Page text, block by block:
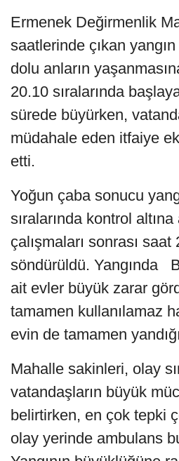
Ermenek Değirmenlik
saatlerinde çıkan
dolu anların
20.10 sıralarında
sürede büyürken,
müdahale eden itfaiye
etti.
Yoğun çaba sonucu
sıralarında kontrol
çalışmaları sonrası
söndürüldü. Yangında
ait evler büyük zarar
tamamen kullanılamaz
evin de tamamen
Mahalle sakinleri, olay
vatandaşların büyük
belirtirken, en çok tepki
olay yerinde ambulans